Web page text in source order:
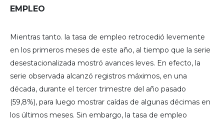
EMPLEO
Mientras tanto. la tasa de empleo retrocedió levemente
en los primeros meses de este año, al tiempo que la serie
desestacionalizada mostró avances leves. En efecto, la
serie observada alcanzó registros máximos, en una
década, durante el tercer trimestre del año pasado
(59,8%), para luego mostrar caídas de algunas décimas en
los últimos meses. Sin embargo, la tasa de empleo